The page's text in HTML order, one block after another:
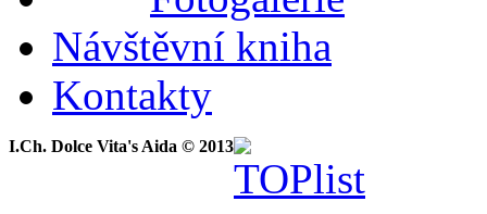
Návštěvní kniha
Kontakty
I.Ch. Dolce Vita's Aida © 2013